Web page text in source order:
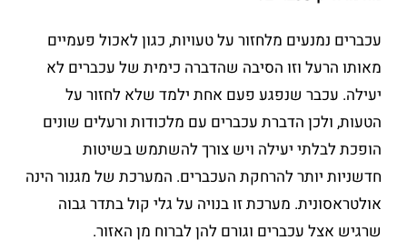
עכברים נמנעים מלחזור על טעויות, כגון לאכול פעמיים
מאותו הרעל וזו הסיבה שהדברה כימית של עכברים לא
יעילה. עכבר שנפגע פעם אחת ילמד שלא לחזור על
הטעות, ולכן הדברת עכברים עם מלכודות ורעלים שונים
הופכת לבלתי יעילה ויש צורך להשתמש בשיטות
חדשניות יותר להרחקת העכברים. המערכת של מגנור הינה
אולטראסונית. מערכת זו בנויה על גלי קול בתדר גבוה
שרגיש אצל עכברים וגורם להן לברוח מן האזור.